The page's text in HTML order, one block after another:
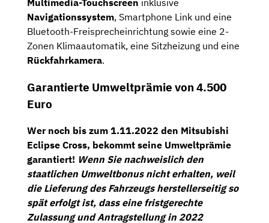
Multimedia-Touchscreen inklusive
Navigationssystem, Smartphone Link und eine
Bluetooth-Freisprecheinrichtung sowie eine 2-
Zonen Klimaautomatik, eine Sitzheizung und eine
Rückfahrkamera.
Garantierte Umweltprämie von 4.500
Euro
Wer noch bis zum 1.11.2022 den Mitsubishi
Eclipse Cross, bekommt seine Umweltprämie
garantiert! Wenn Sie nachweislich den
staatlichen Umweltbonus nicht erhalten, weil
die Lieferung des Fahrzeugs herstellerseitig so
spät erfolgt ist, dass eine fristgerechte
Zulassung und Antragstellung in 2022